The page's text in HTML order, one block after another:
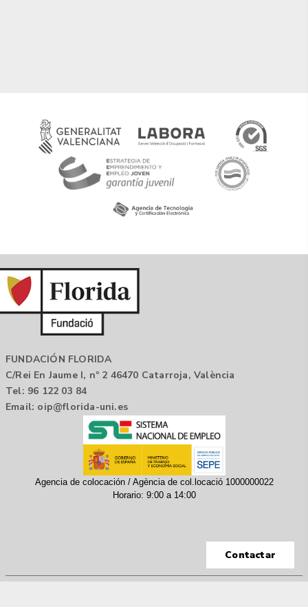
FUNDACIÓN FLORIDA
C/Rei En Jaume I, nº 2 46470 Catarroja, València
Tel: 96 122 03 84
Email: oip@florida-uni.es
Agencia de colocación / Agència de col.locació 1000000022
Horario: 9:00 a 14:00
Contactar